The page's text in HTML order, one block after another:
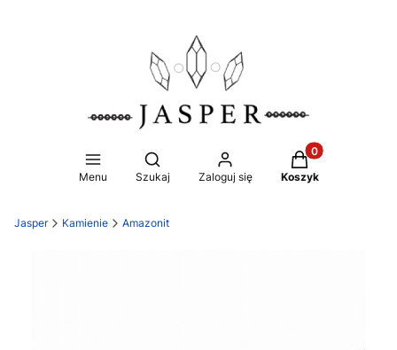
Menu
Otwórz wyszukiwarkę
Szukaj Zaloguj się
Produkty w
Koszyk
Jasper Kamienie Amazonit